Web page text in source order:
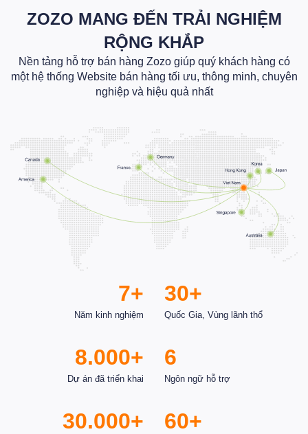
ZOZO MANG ĐẾN TRẢI NGHIỆM
RỘNG KHẮP
Nền tảng hỗ trợ bán hàng Zozo giúp quý khách hàng có
một hệ thống Website bán hàng tối ưu, thông minh, chuyên
nghiệp và hiệu quả nhất
7+
Năm kinh nghiệm
8.000+
Dự án đã triển khai
30.000+
30+
Quốc Gia, Vùng lãnh thổ
6
Ngôn ngữ hỗ trợ
60+